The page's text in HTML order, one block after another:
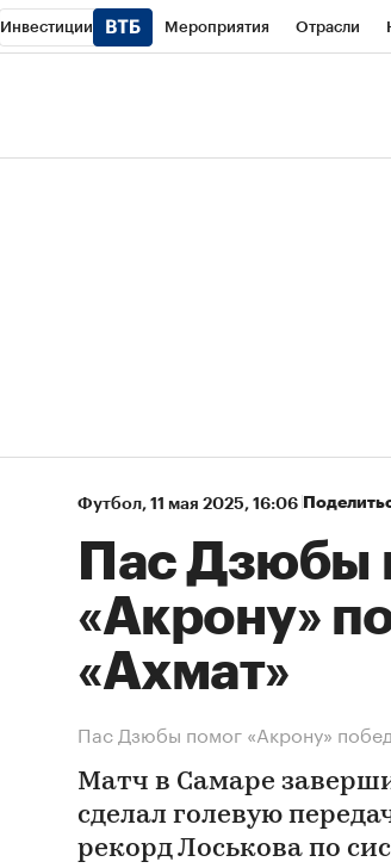
Инвестиции Мероприятия Отрасли
Футбол⁠, 11 мая 2025, 16:06
Пас Дзюбы
«Акрону»
«Ахмат»
Пас Дзюбы помог «Акрону»
Матч в Самаре
сделал голевую
рекорд Лоськова по